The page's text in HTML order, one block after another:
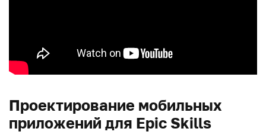
Проектирование мобильных
приложений для Epic Skills